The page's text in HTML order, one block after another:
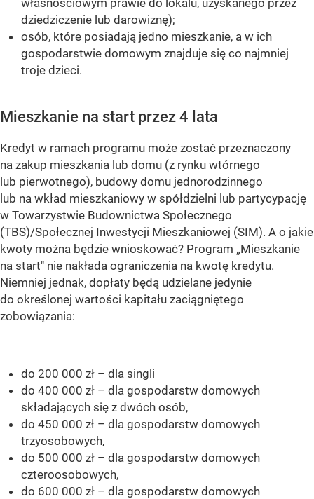
własnościowym prawie do lokalu, uzyskanego przez
dziedziczenie lub darowiznę);
osób, które posiadają jedno mieszkanie, a w ich
gospodarstwie domowym znajduje się co najmniej
troje dzieci.
Mieszkanie na start przez 4 lata
Kredyt w ramach programu może zostać przeznaczony
na zakup mieszkania lub domu (z rynku wtórnego
lub pierwotnego), budowy domu jednorodzinnego
lub na wkład mieszkaniowy w spółdzielni lub partycypację
w Towarzystwie Budownictwa Społecznego
(TBS)/Społecznej Inwestycji Mieszkaniowej (SIM). A o jakie
kwoty można będzie wnioskować? Program „Mieszkanie
na start" nie nakłada ograniczenia na kwotę kredytu.
Niemniej jednak, dopłaty będą udzielane jedynie
do określonej wartości kapitału zaciągniętego
zobowiązania:
do 200 000 zł – dla singli
do 400 000 zł – dla gospodarstw domowych
składających się z dwóch osób,
do 450 000 zł – dla gospodarstw domowych
trzyosobowych,
do 500 000 zł – dla gospodarstw domowych
czteroosobowych,
do 600 000 zł – dla gospodarstw domowych